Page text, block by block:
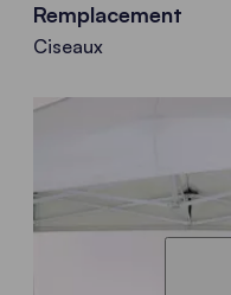
Remplacement
Ciseaux